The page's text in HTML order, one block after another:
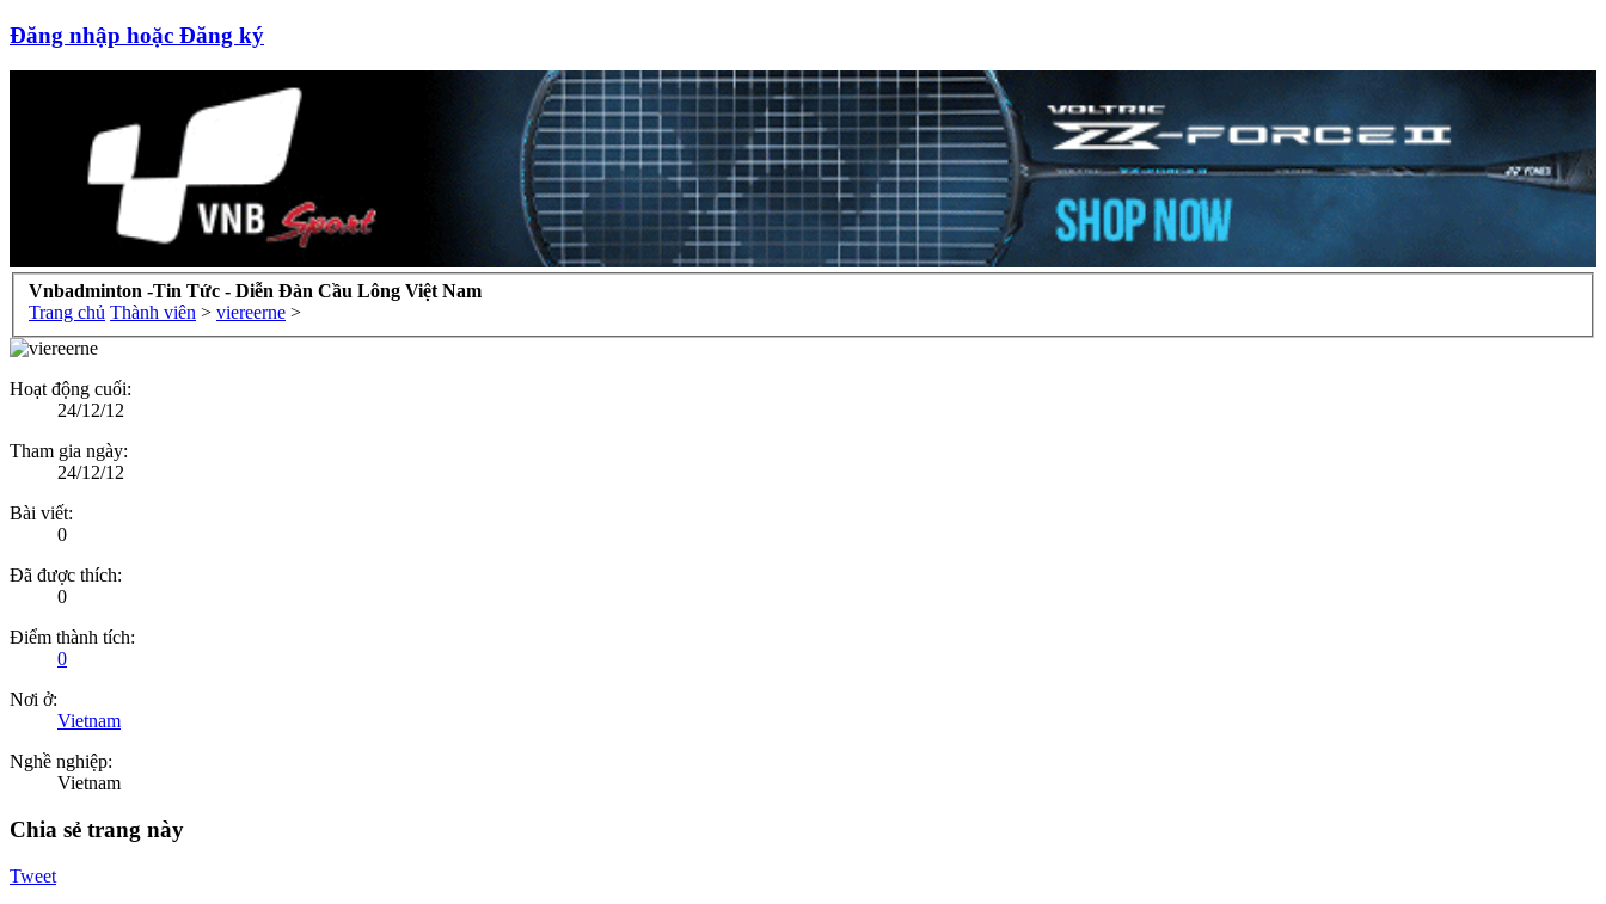
Đăng nhập hoặc Đăng ký
Vnbadminton -Tin Tức - Diễn Đàn Cầu Lông Việt Nam
Trang chủ Thành viên > viereerne >
Hoạt động cuối:
24/12/12
Tham gia ngày:
24/12/12
Bài viết:
0
Đã được thích:
0
Điểm thành tích:
0
Nơi ở:
Vietnam
Nghề nghiệp:
Vietnam
Chia sẻ trang này
Tweet